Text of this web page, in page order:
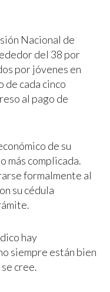
Nacional de
del 38 por
por jóvenes en
de cada cinco
al pago de
de su
más complicada.
formalmente al
su cédula
hay
siempre están bien
cree.